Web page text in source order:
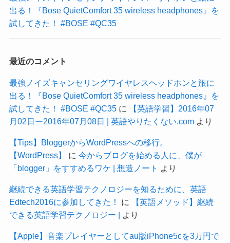
出る！『Bose QuietComfort 35 wireless headphones』を
試してきた！ #BOSE #QC35
最近のコメント
最強ノイズキャンセリングワイヤレスヘッドホンと旅に
出る！『Bose QuietComfort 35 wireless headphones』を
試してきた！ #BOSE #QC35に
【英語学習】2016年07
月02日ー2016年07月08日 | 英語やりたくない.comより
【Tips】BloggerからWordPressへの移行。
【WordPress】
に 今からブログを始める人に、僕が
「blogger」をすすめるワケ | 想造ノート より
継続できる英語学習テクノロジーを知るために、英語
Edtech2016に参加してきた！
に
【英語メソッド】継続
できる英語学習テクノロジー | より
【Apple】音楽プレイヤーとしてau版iPhone5cを3万円で